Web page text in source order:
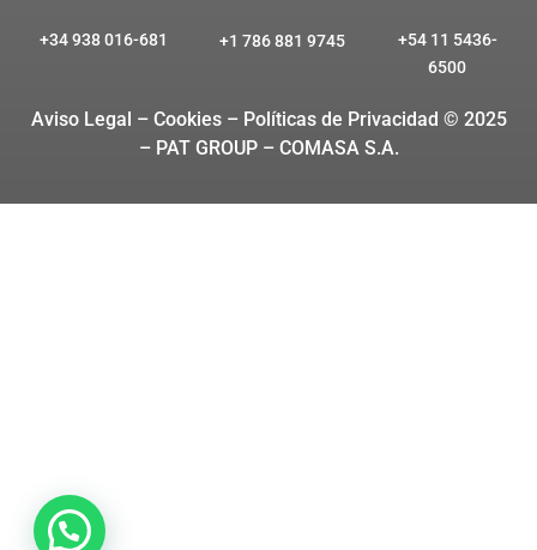
+34 938 016-681 +1 786 881 9745
+54 11 5436-
6500
Aviso Legal – Cookies– Políticas de Privacidad © 2025
– PAT GROUP – COMASA S.A.